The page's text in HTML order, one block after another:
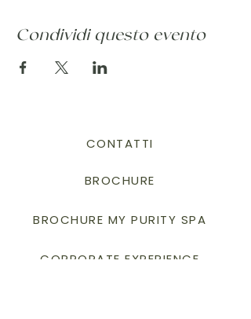
Condividi questo evento
CONTATTI
BROCHURE
BROCHURE MY PURITY SPA
CORPORATE EXPERIENCE